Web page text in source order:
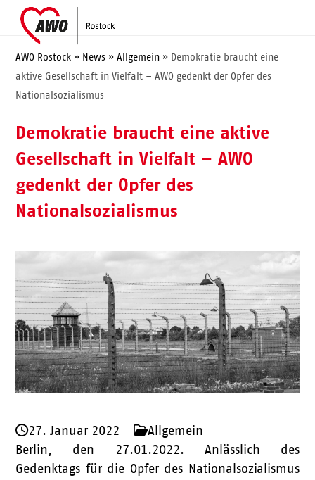
content
Open
mobile
menu
Close
mobile
menu
AWO Rostock » News »Allgemein » Demokratie braucht eine
aktive Gesellschaft in Vielfalt – AWO gedenkt der Opfer des
Nationalsozialismus
Demokratie braucht eine aktive
Gesellschaft in Vielfalt – AWO
gedenkt der Opfer des
Nationalsozialismus
27. Januar 2022
Allgemein
Berlin, den 27.01.2022. Anlässlich des
Gedenktags für die Opfer des Nationalsozialismus